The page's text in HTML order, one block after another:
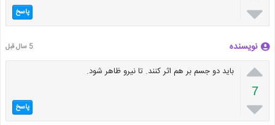
 پاسخ
نویسنده 5 سال قبل

7

باید دو جسم بر هم اثر کنند. تا نیرو ظاهر شود.
پاسخ